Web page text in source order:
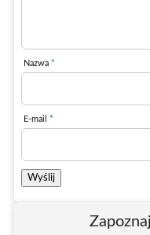
Nazwa *
E-mail *